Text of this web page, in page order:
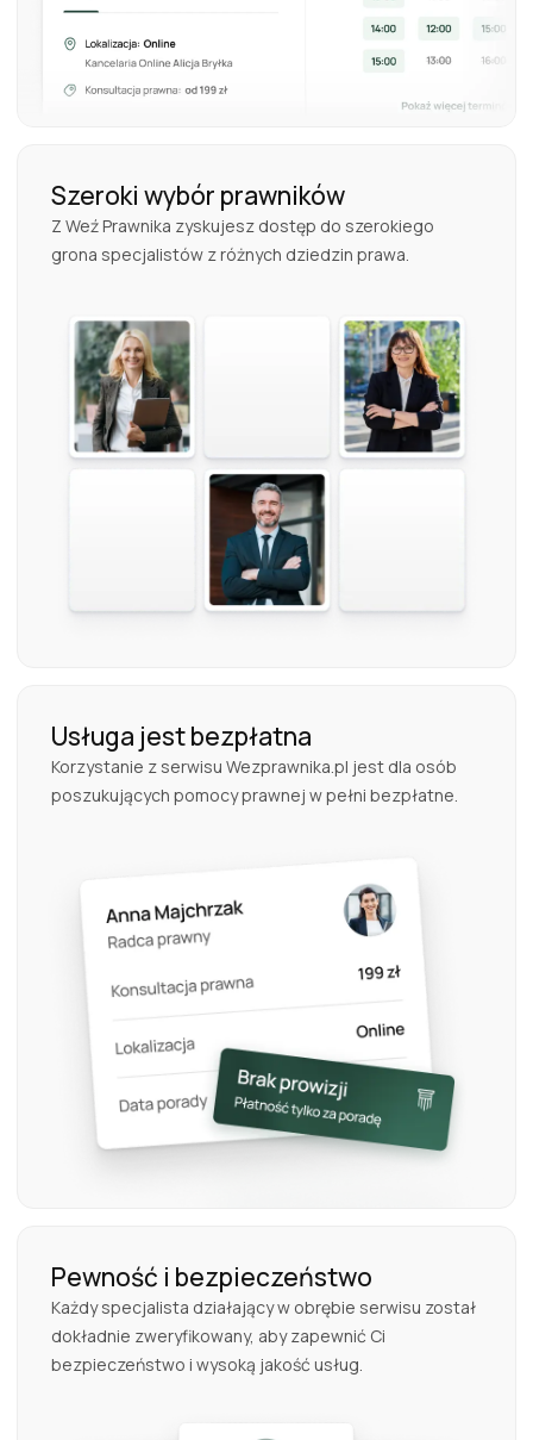
Szeroki wybór prawników
Z Weź Prawnika zyskujesz dostęp do szerokiego
grona specjalistów z różnych dziedzin prawa.
Usługa jest bezpłatna
Korzystanie z serwisu Wezprawnika.pl jest dla osób
poszukujących pomocy prawnej w pełni bezpłatne.
Pewność i bezpieczeństwo
Każdy specjalista działający w obrębie serwisu został
dokładnie zweryfikowany, aby zapewnić Ci
bezpieczeństwo i wysoką jakość usług.